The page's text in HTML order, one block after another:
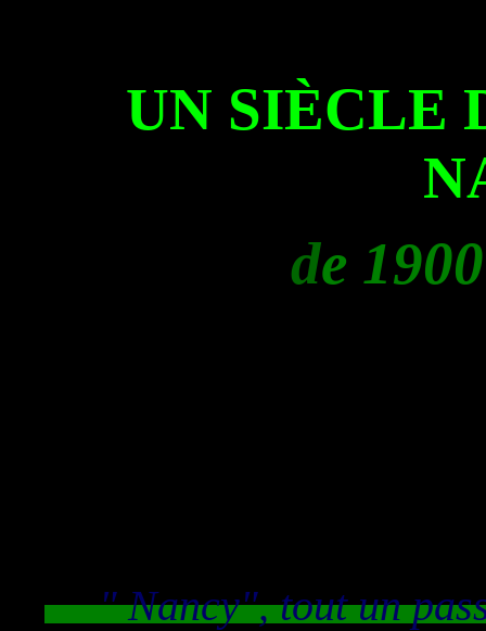
UN SIÈCLE
de
" Nancy", tout un